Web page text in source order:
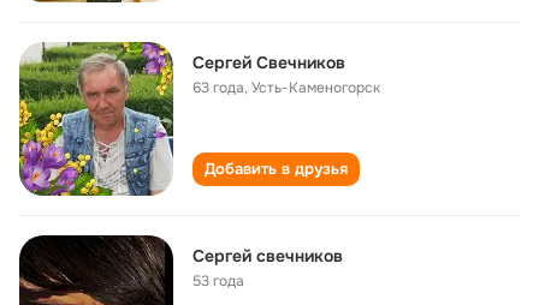
Сергей Свечников
63 года,Усть-Каменогорск
Добавить в друзья
Сергей свечников
53 года